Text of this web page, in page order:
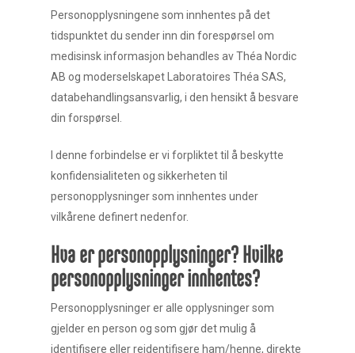
Personopplysningene som innhentes på det
tidspunktet du sender inn din forespørsel om
medisinsk informasjon behandles av Théa Nordic
AB og moderselskapet Laboratoires Théa SAS,
databehandlingsansvarlig, i den hensikt å besvare
din forspørsel.
I denne forbindelse er vi forpliktet til å beskytte
konfidensialiteten og sikkerheten til
personopplysninger som innhentes under
vilkårene definert nedenfor.
Hva er personopplysninger? Hvilke
personopplysninger innhentes?
Personopplysninger er alle opplysninger som
gjelder en person og som gjør det mulig å
identifisere eller reidentifisere ham/henne, direkte